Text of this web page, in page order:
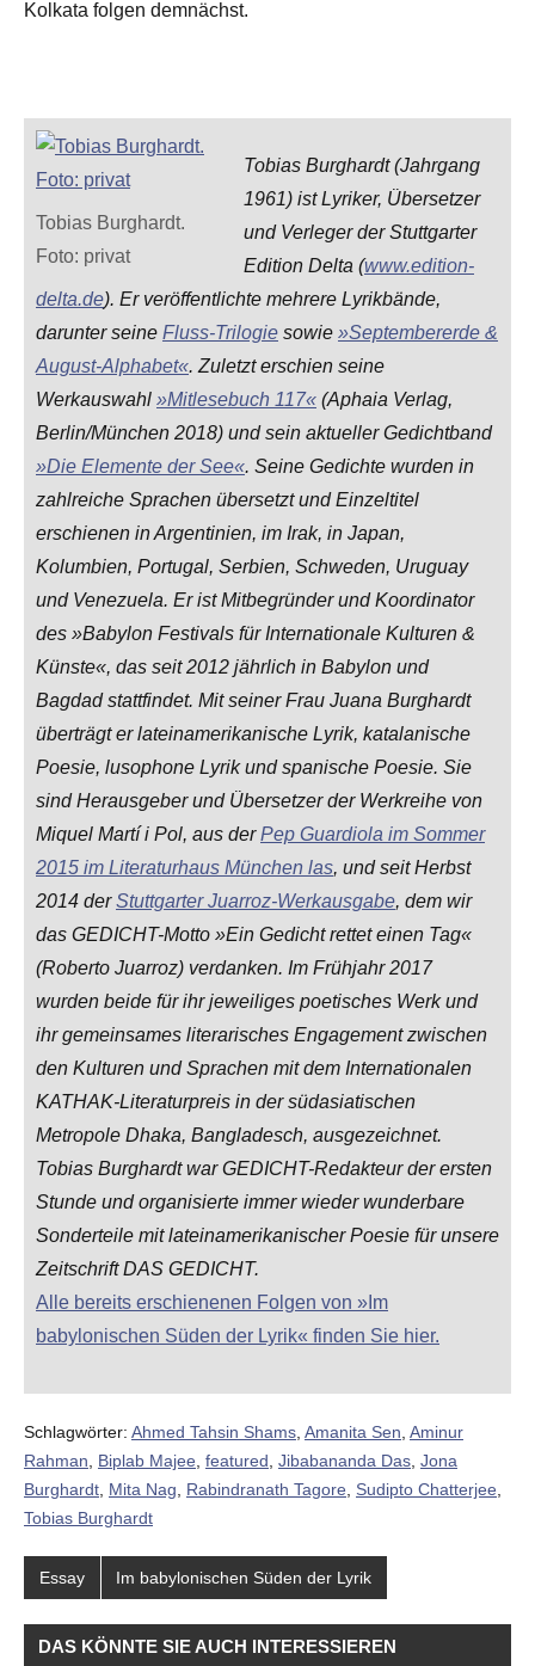
Kolkata folgen demnächst.
Tobias Burghardt.
Foto: privat
Tobias Burghardt (Jahrgang
1961) ist Lyriker, Übersetzer
und Verleger der Stuttgarter
Edition Delta (www.edition-
delta.de). Er veröffentlichte mehrere Lyrikbände,
darunter seine Fluss-Trilogie sowie »Septembererde &
August-Alphabet«. Zuletzt erschien seine
Werkauswahl »Mitlesebuch 117« (Aphaia Verlag,
Berlin/München 2018) und sein aktueller Gedichtband
»Die Elemente der See«. Seine Gedichte wurden in
zahlreiche Sprachen übersetzt und Einzeltitel
erschienen in Argentinien, im Irak, in Japan,
Kolumbien, Portugal, Serbien, Schweden, Uruguay
und Venezuela. Er ist Mitbegründer und Koordinator
des »Babylon Festivals für Internationale Kulturen &
Künste«, das seit 2012 jährlich in Babylon und
Bagdad stattfindet. Mit seiner Frau Juana Burghardt
überträgt er lateinamerikanische Lyrik, katalanische
Poesie, lusophone Lyrik und spanische Poesie. Sie
sind Herausgeber und Übersetzer der Werkreihe von
Miquel Martí i Pol, aus derPep Guardiola im Sommer
2015 im Literaturhaus München las, und seit Herbst
2014 derStuttgarter Juarroz-Werkausgabe, dem wir
das GEDICHT-Motto »Ein Gedicht rettet einen Tag«
(Roberto Juarroz) verdanken. Im Frühjahr 2017
wurden beide für ihr jeweiliges poetisches Werk und
ihr gemeinsames literarisches Engagement zwischen
den Kulturen und Sprachen mit dem Internationalen
KATHAK-Literaturpreis in der südasiatischen
Metropole Dhaka, Bangladesch, ausgezeichnet.
Tobias Burghardt war GEDICHT-Redakteur der ersten
Stunde und organisierte immer wieder wunderbare
Sonderteile mit lateinamerikanischer Poesie für unsere
Zeitschrift DAS GEDICHT.
Alle bereits erschienenen Folgen von »Im
babylonischen Süden der Lyrik« finden Sie hier.
Schlagwörter: Ahmed Tahsin Shams Amanita Sen Aminur
Rahman
Biplab Majee featured Jibabananda Das Jona
Burghardt Mita Nag Rabindranath Tagore Sudipto Chatterjee
Tobias Burghardt
Essay Im babylonischen Süden der Lyrik
DAS KÖNNTE SIE AUCH INTERESSIEREN